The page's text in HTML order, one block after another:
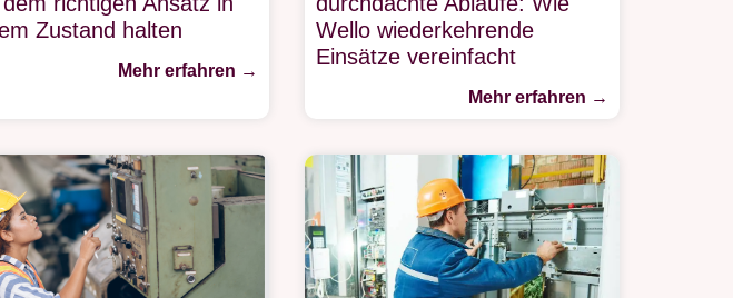
Zustand halten
Mehr erfahren →
Wello wiederkehrende
Einsätze vereinfacht
Mehr erfahren →